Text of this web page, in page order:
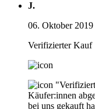
J.
06. Oktober 2019
Verifizierter Kauf
Käufer:innen
bei uns gekauft